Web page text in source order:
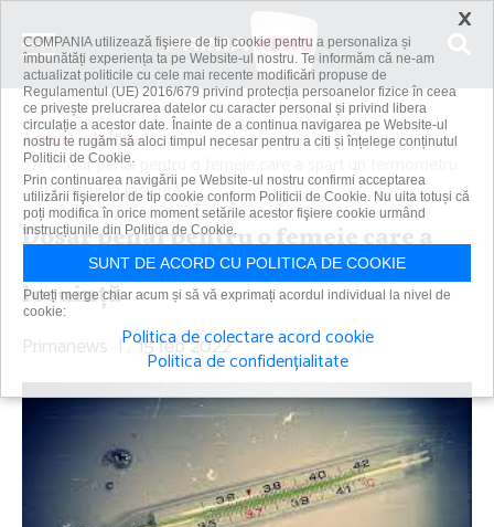
Acasă
Justiție
Dosar penal pentru o femeie care a spart un termometru
cu mercur în locuinţă
Dosar penal pentru o femeie care a
spart un termometru cu mercur în
locuinţă
Primanews | 15 feb 2022
×
COMPANIA utilizează fişiere de tip cookie pentru a personaliza și
îmbunătăți experiența ta pe Website-ul nostru. Te informăm că ne-am
actualizat politicile cu cele mai recente modificări propuse de
Regulamentul (UE) 2016/679 privind protecția persoanelor fizice în ceea
ce privește prelucrarea datelor cu caracter personal și privind libera
circulație a acestor date. Înainte de a continua navigarea pe Website-ul
nostru te rugăm să aloci timpul necesar pentru a citi și înțelege conținutul
Politicii de Cookie.
Prin continuarea navigării pe Website-ul nostru confirmi acceptarea
utilizării fişierelor de tip cookie conform Politicii de Cookie. Nu uita totuși că
poți modifica în orice moment setările acestor fişiere cookie urmând
instrucțiunile din Politica de Cookie.
SUNT DE ACORD CU POLITICA DE COOKIE
Puteți merge chiar acum și să vă exprimați acordul individual la nivel de
cookie:
Politica de colectare acord cookie
Politica de confidențialitate